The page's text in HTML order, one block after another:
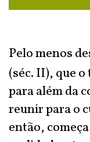
Pelo menos
(séc. II), que
para além da
reunir para o
então,